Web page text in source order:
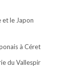
et le Japon
à Céret
du Vallespir